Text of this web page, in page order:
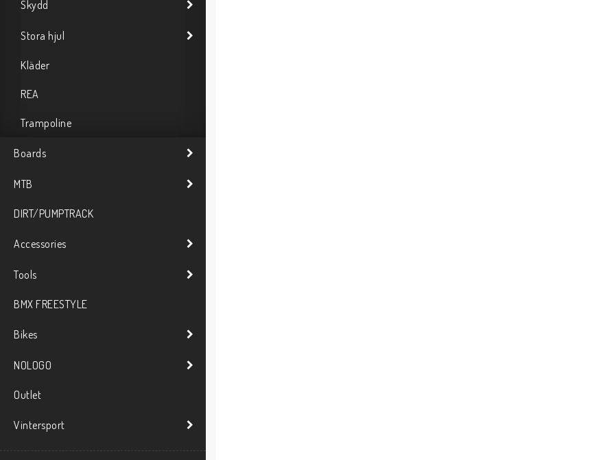
Skydd
Stora hjul
Kläder
REA
Trampoline
Boards
MTB
DIRT/PUMPTRACK
Accessories
Tools
BMX FREESTYLE
Bikes
NOLOGO
Outlet
Vintersport